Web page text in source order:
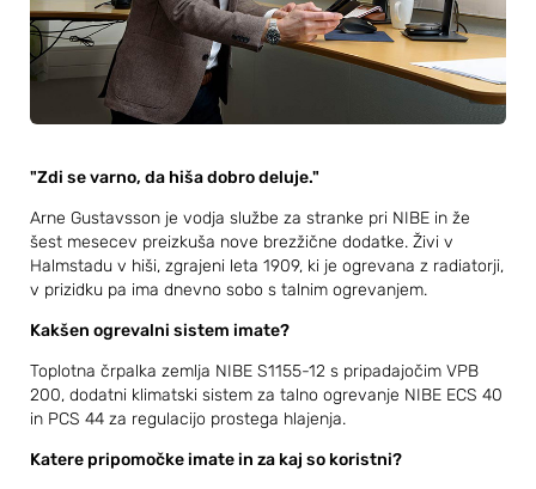
"Zdi se varno, da hiša dobro deluje."
Arne Gustavsson je vodja službe za stranke pri NIBE in že
šest mesecev preizkuša nove brezžične dodatke. Živi v
Halmstadu v hiši, zgrajeni leta 1909, ki je ogrevana z radiatorji,
v prizidku pa ima dnevno sobo s talnim ogrevanjem.
Kakšen ogrevalni sistem imate?
Toplotna črpalka zemlja NIBE S1155-12 s pripadajočim VPB
200, dodatni klimatski sistem za talno ogrevanje NIBE ECS 40
in PCS 44 za regulacijo prostega hlajenja.
Katere pripomočke imate in za kaj so koristni?